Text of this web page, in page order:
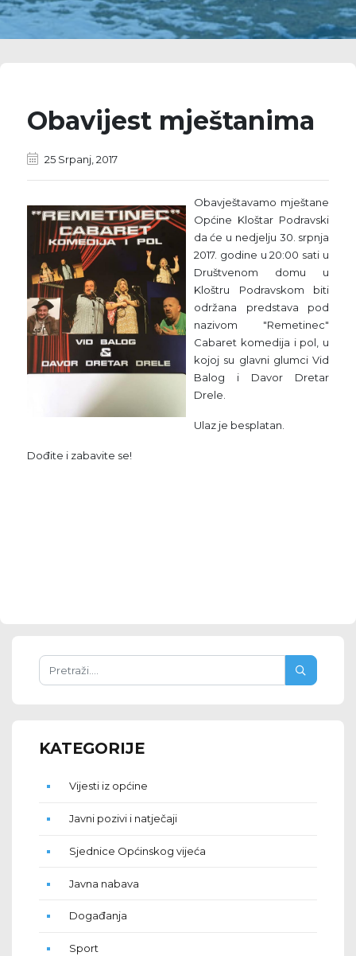
Obavijest mještanima
25 Srpanj, 2017
Obavještavamo mještane
Općine Kloštar Podravski
da će u nedjelju 30. srpnja
2017. godine u 20:00 sati u
Društvenom domu u
Kloštru Podravskom biti
održana predstava pod
nazivom "Remetinec"
Cabaret komedija i pol, u
kojoj su glavni glumci Vid
Balog i Davor Dretar
Drele.
Ulaz je besplatan.
Dođite i zabavite se!
KATEGORIJE
Vijesti iz općine
Javni pozivi i natječaji
Sjednice Općinskog vijeća
Javna nabava
Događanja
Sport